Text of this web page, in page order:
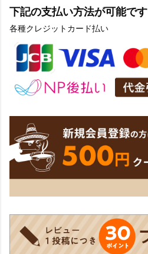
下記の支払い方法が可能です
各種クレジットカード払い